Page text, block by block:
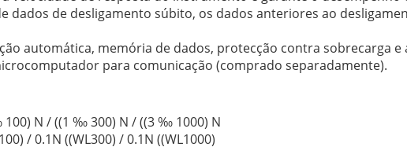
dados de desligamento súbito, os dados anteriores ao
automática, memória de dados, protecção contra sobrecarga
para comunicação (comprado separadamente).
N / ((1 ‰ 300) N / ((3 ‰ 1000) N
/ 0.1N ((WL300) / 0.1N ((WL1000)